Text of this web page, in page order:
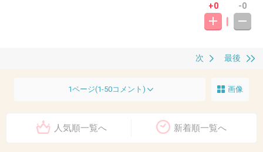
+0 -0
最後
次
1ページ(1-50コメント) 画像
人気順一覧へ 新着順一覧へ